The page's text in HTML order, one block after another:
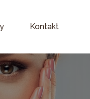
Kontakt